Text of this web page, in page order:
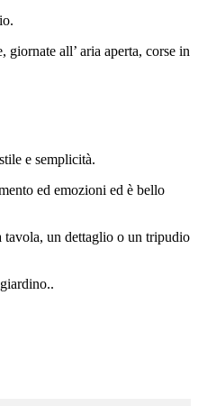
all’ aria aperta, corse in
e semplicità.
ed emozioni ed è bello
un dettaglio o un tripudio